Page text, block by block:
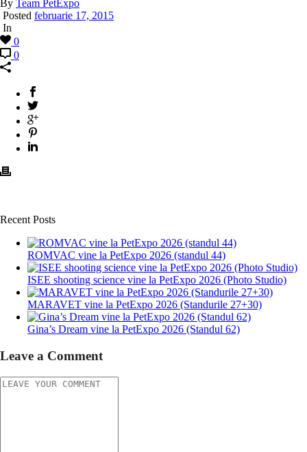
By Team PetExpo
Posted februarie 17, 2015
In
0
0
Recent Posts
ROMVAC vine la PetExpo 2026 (standul 44)
ISEE shooting science vine la PetExpo 2026 (Photo Studio)
MARAVET vine la PetExpo 2026 (Standurile 27+30)
Gina’s Dream vine la PetExpo 2026 (Standul 62)
Leave a Comment